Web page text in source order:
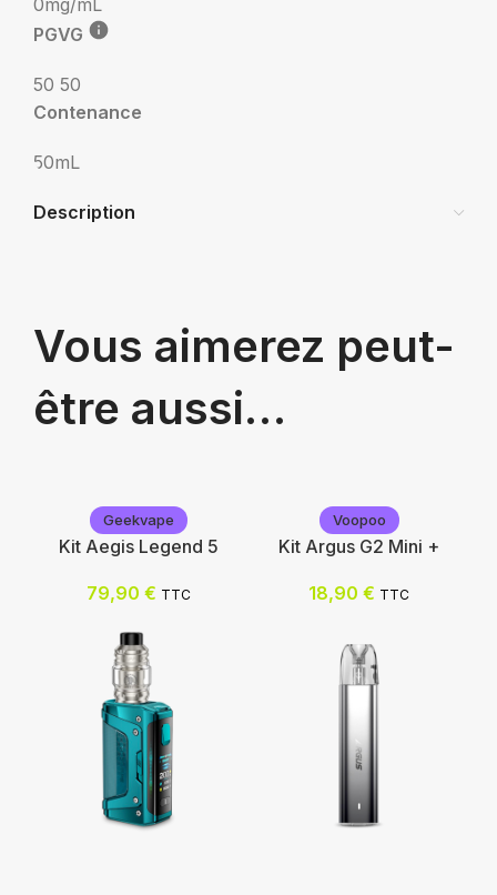
0mg/mL
PGVG
50 50
Contenance
50mL
Description
Vous aimerez peut-
être aussi…
Geekvape
Kit Aegis Legend 5
79,90 € TTC
Voopoo
Kit Argus G2 Mini +
18,90 € TTC